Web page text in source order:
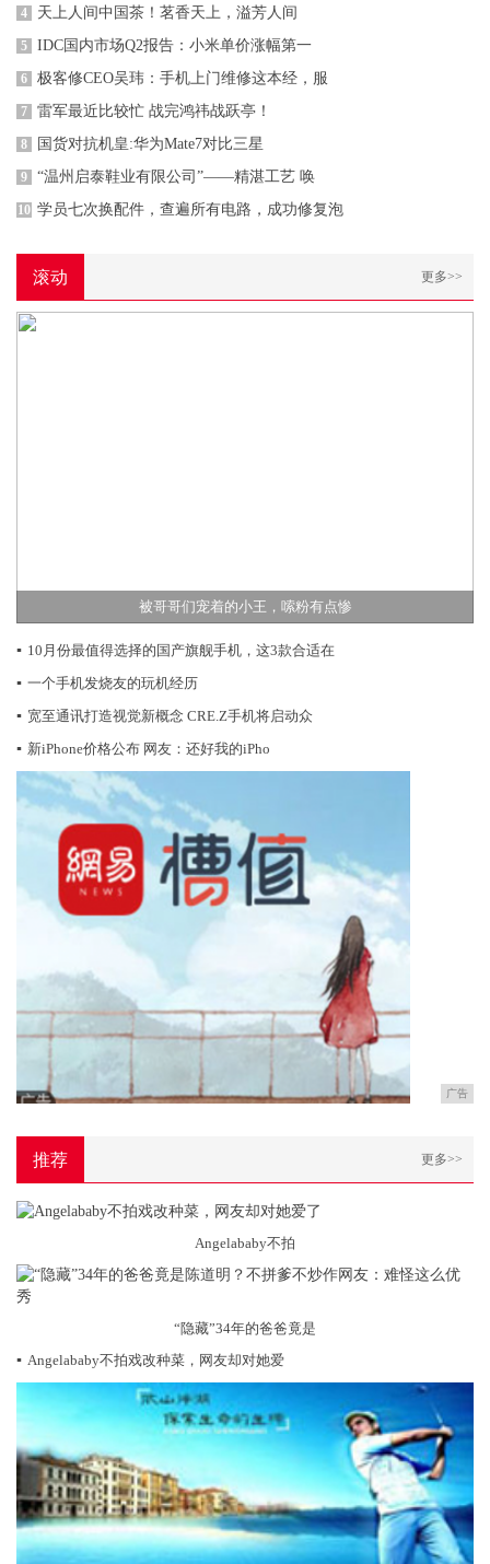
4 天上人间中国茶！茗香天上，溢芳人间
5 IDC国内市场Q2报告：小米单价涨幅第一
6 极客修CEO吴玮：手机上门维修这本经，服
7 雷军最近比较忙 战完鸿祎战跃亭！
8 国货对抗机皇:华为Mate7对比三星
9 “温州启泰鞋业有限公司”——精湛工艺 唤
10 学员七次换配件，查遍所有电路，成功修复泡
滚动 更多>>
被哥哥们宠着的小王，嗦粉有点惨
▪ 10月份最值得选择的国产旗舰手机，这3款合适在
▪ 一个手机发烧友的玩机经历
▪ 宽至通讯打造视觉新概念 CRE.Z手机将启动众
▪ 新iPhone价格公布 网友：还好我的iPho
广告
推荐 更多>>
Angelababy不拍
“隐藏”34年的爸爸竟是
▪ Angelababy不拍戏改种菜，网友却对她爱